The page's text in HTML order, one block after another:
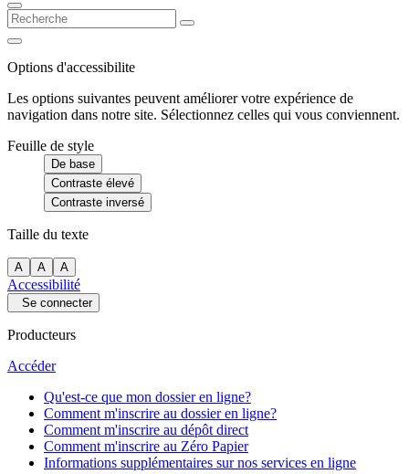
Options d'accessibilite
Les options suivantes peuvent améliorer votre expérience de
navigation dans notre site. Sélectionnez celles qui vous conviennent.
Feuille de style
De base
Contraste élevé
Contraste inversé
Taille du texte
A A A
Accessibilité
Se connecter
Producteurs
Accéder
Qu'est-ce que mon dossier en ligne?
Comment m'inscrire au dossier en ligne?
Comment m'inscrire au dépôt direct
Comment m'inscrire au Zéro Papier
Informations supplémentaires sur nos services en ligne